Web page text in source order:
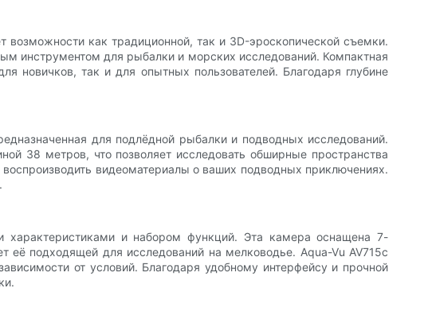
возможности как традиционной, так и 3D-эроскопической съемки.
инструментом для рыбалки и морских исследований. Компактная
новичков, так и для опытных пользователей. Благодаря глубине
для подлёдной рыбалки и подводных исследований.
38 метров, что позволяет исследовать обширные пространства
видеоматериалы о ваших подводных приключениях.
и набором функций. Эта камера оснащена 7-
подходящей для исследований на мелководье. Aqua-Vu AV715c
от условий. Благодаря удобному интерфейсу и прочной